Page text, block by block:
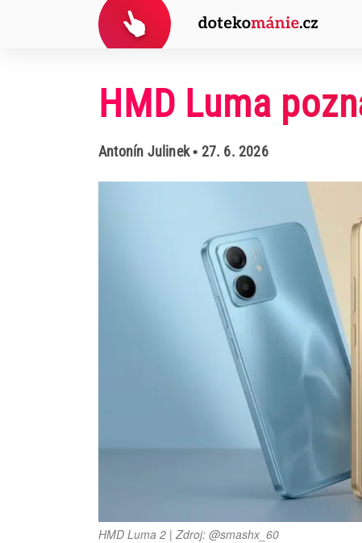
HMD Luma
Antonín Julinek• 27. 6. 2026
HMD Luma 2 | Zdroj: @smashx_60